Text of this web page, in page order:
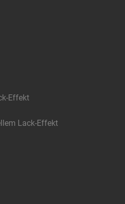
Effekt
Lack-Effekt